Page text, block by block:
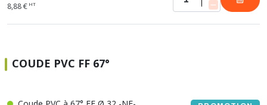
8,88 € HT
COUDE PVC FF 67°